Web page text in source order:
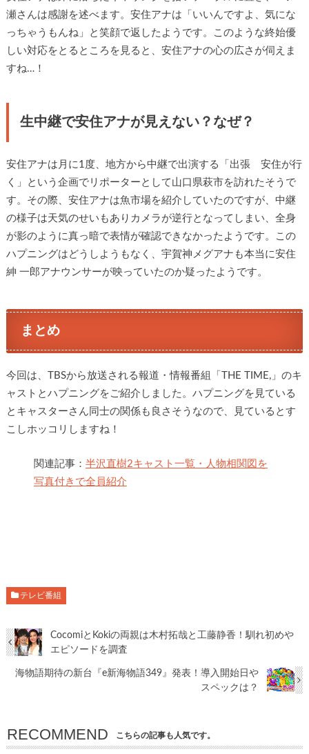
瀬さんは感謝を述べます。安住アナは「いいんですよ、気にな
っちゃうもんね」と笑顔で返したようです。このような終始優
しい対応をとるところを見ると、安住アナの心の広さが伺えま
すね…！
生中継で安住アナが見えない？なぜ？
安住アナは月に1度、地方から中継で出演する「出張 安住が行
く」という企画でリポーターとして山口県萩市を訪れたそうで
す。その際、安住アナは魚市場を紹介していたのですが、中継
の様子は天気のせいもありカメラが逆行となってしまい、全身
が影のように真っ暗で表情が確認できなかったようです。この
ハプニングはどうしようもなく、宇賀神メグアナも本当に安住
紳 一郎アナウンサーが映っていたのか疑ったようです。
まとめ
今回は、TBSから放送される報道・情報番組「THE TIME,」のキ
ャストとハプニングをご紹介しました。ハプニングを見ている
とキャスターさん同士の関係も良さそうなので、見ているとす
こしホッコリしますね！
関連記事： 半沢直樹2キャスト一覧・人物相関図を
写真付きで全員紹介
テレビ番組
CocomiとKokiの両親は木村拓哉と工藤静香！馴れ初めや
エピソードを調査
海物語期待の新台『e新海物語349』発表！導入開始日や
スペックは？
RECOMMEND こちらの記事も人気です。